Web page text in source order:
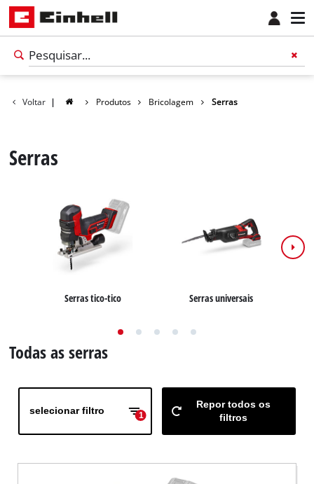
Voltar | Produtos Bricolagem Serras
Serras
Serras tico-tico Serras universais
Todas as serras
selecionar filtro 1
Repor todos os
filtros